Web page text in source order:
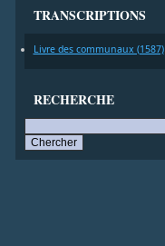
TRANSCRIPTIONS
Livre des communaux (1587)
RECHERCHE